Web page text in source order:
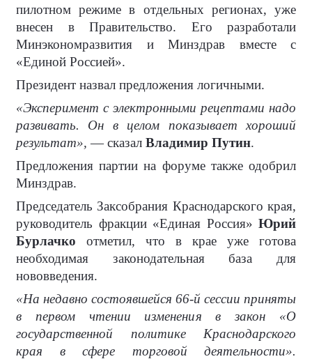
пилотном режиме в отдельных регионах, уже
внесен в Правительство. Его разработали
Минэкономразвития и Минздрав вместе с
«Единой Россией».
Президент назвал предложения логичными.
«Эксперимент с электронными рецептами надо
развивать. Он в целом показывает хороший
результат», — сказал Владимир Путин.
Предложения партии на форуме также одобрил
Минздрав.
Председатель Заксобрания Краснодарского края,
руководитель фракции «Единая Россия» Юрий
Бурлачко отметил, что в крае уже готова
необходимая законодательная база для
нововведения.
«На недавно состоявшейся 66-й сессии приняты
в первом чтении изменения в закон «О
государственной политике Краснодарского
края в сфере торговой деятельности».